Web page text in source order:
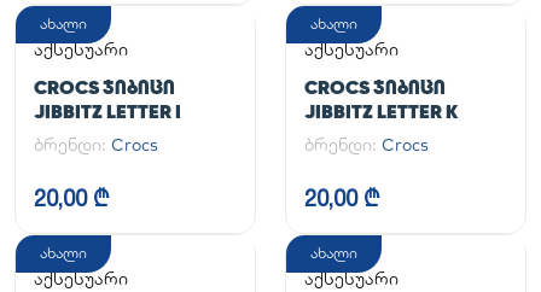
ახალი
აქსესუარი
CROCS ᲯᲘᲑᲘᲪᲘ
JIBBITZ LETTER I
ბრენდი: Crocs
20,00 ₾
ახალი
აქსესუარი
CROCS ᲯᲘᲑᲘᲪᲘ
JIBBITZ LETTER K
ბრენდი: Crocs
20,00 ₾
ახალი
აქსესუარი
ახალი
აქსესუარი